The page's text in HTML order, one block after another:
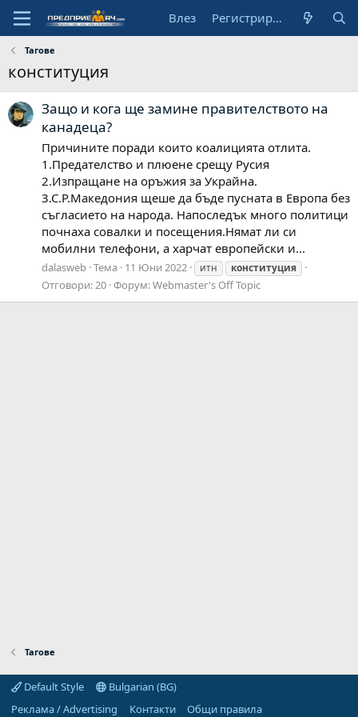
Влез Регистрирай се
Тагове
конституция
Защо и кога ще замине правителството на
канадеца?
Причините поради които коалицията отлита.
1.Предателство и плюене срещу Русия
2.Изпращане на оръжия за Украйна.
3.С.Р.Македония щеше да бъде пусната в Европа без
съгласието на народа. Напоследък много политици
почнаха совалки и посещения.Нямат ли си
мобилни телефони, а харчат европейски и...
dalasweb Тема 11 Юни 2022 итн конституция
Отговори: 20 Форум:Webmaster's Off Topic
Тагове
Default Style
Bulgarian (BG)
Реклама / Advertising
Контакти
Общи правила